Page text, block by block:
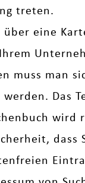
treten.
eine
muss man
Das